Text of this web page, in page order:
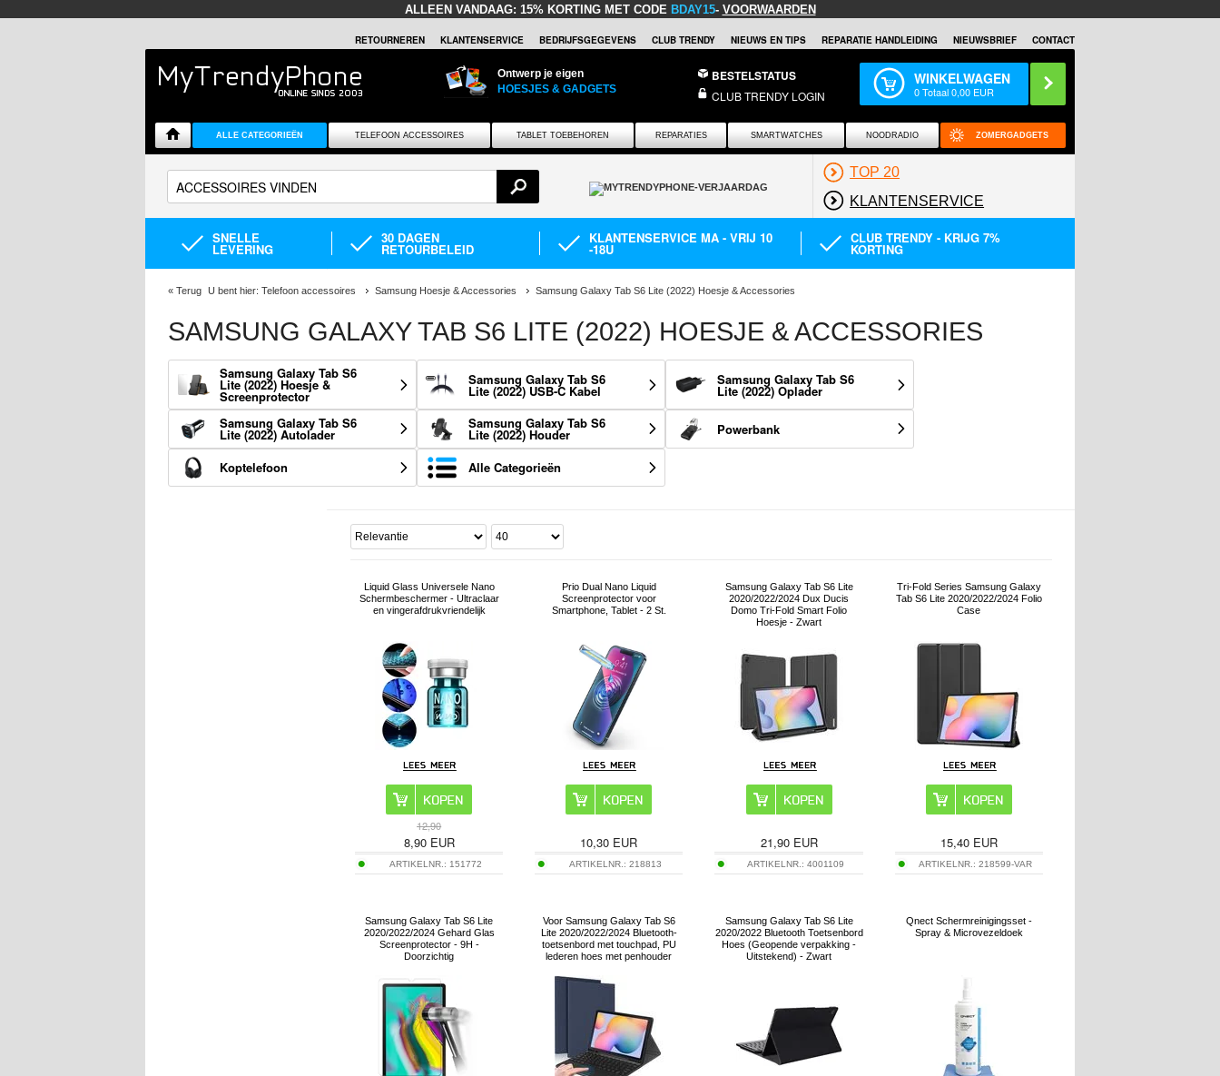
ALLEEN VANDAAG: 15% KORTING MET CODE BDAY15- VOORWAARDEN
RETOURNEREN KLANTENSERVICE BEDRIJFSGEGEVENS CLUB TRENDY NIEUWS EN TIPS REPARATIE HANDLEIDING NIEUWSBRIEF CONTACT
Ontwerp je eigen
HOESJES & GADGETS
BESTELSTATUS
CLUB TRENDY LOGIN
WINKELWAGEN
0Totaal0,00 EUR
ALLE CATEGORIEËN TELEFOON ACCESSOIRES TABLET TOEBEHOREN REPARATIES SMARTWATCHES NOODRADIO ZOMERGADGETS
TOP 20
KLANTENSERVICE
SNELLE
LEVERING
30 DAGEN
RETOURBELEID
KLANTENSERVICE MA - VRIJ 10
-18U
CLUB TRENDY - KRIJG 7%
KORTING
« Terug U bent hier: Telefoon accessoires Samsung Hoesje & Accessories Samsung Galaxy Tab S6 Lite (2022) Hoesje & Accessories
SAMSUNG GALAXY TAB S6 LITE (2022) HOESJE & ACCESSORIES
Samsung Galaxy Tab S6
Lite (2022) Hoesje &
Screenprotector
Samsung Galaxy Tab S6
Lite (2022) USB-C Kabel
Samsung Galaxy Tab S6
Lite (2022) Oplader
Samsung Galaxy Tab S6
Lite (2022) Autolader
Samsung Galaxy Tab S6
Lite (2022) Houder Powerbank
Koptelefoon Alle Categorieën
Liquid Glass Universele Nano
Schermbeschermer - Ultraclaar
en vingerafdrukvriendelijk
12,90
8,90EUR
ARTIKELNR.:151772
Prio Dual Nano Liquid
Screenprotector voor
Smartphone, Tablet - 2 St.
10,30 EUR
ARTIKELNR.:218813
Samsung Galaxy Tab S6 Lite
2020/2022/2024 Dux Ducis
Domo Tri-Fold Smart Folio
Hoesje - Zwart
21,90EUR
ARTIKELNR.:4001109
Tri-Fold Series Samsung Galaxy
Tab S6 Lite 2020/2022/2024 Folio
Case
15,40EUR
ARTIKELNR.:218599-VAR
Samsung Galaxy Tab S6 Lite
2020/2022/2024 Gehard Glas
Screenprotector - 9H -
Doorzichtig
Voor Samsung Galaxy Tab S6
Lite 2020/2022/2024 Bluetooth-
toetsenbord met touchpad, PU
lederen hoes met penhouder
Samsung Galaxy Tab S6 Lite
2020/2022 Bluetooth Toetsenbord
Hoes (Geopende verpakking -
Uitstekend) - Zwart
Qnect Schermreinigingsset -
Spray & Microvezeldoek